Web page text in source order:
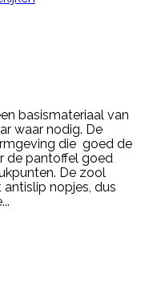
basismateriaal van
waar nodig. De
die goed de
de pantoffel goed
De zool
nopjes, dus